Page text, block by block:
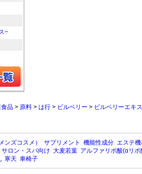
−
品 > 原料 > は行 > ビルベリー > ビルベリーエキス
ンズコスメ） サプリメント 機能性成分 エステ
ロン・スパ向け 大麦若葉 アルファリポ酸(αリポ
寒天 車椅子